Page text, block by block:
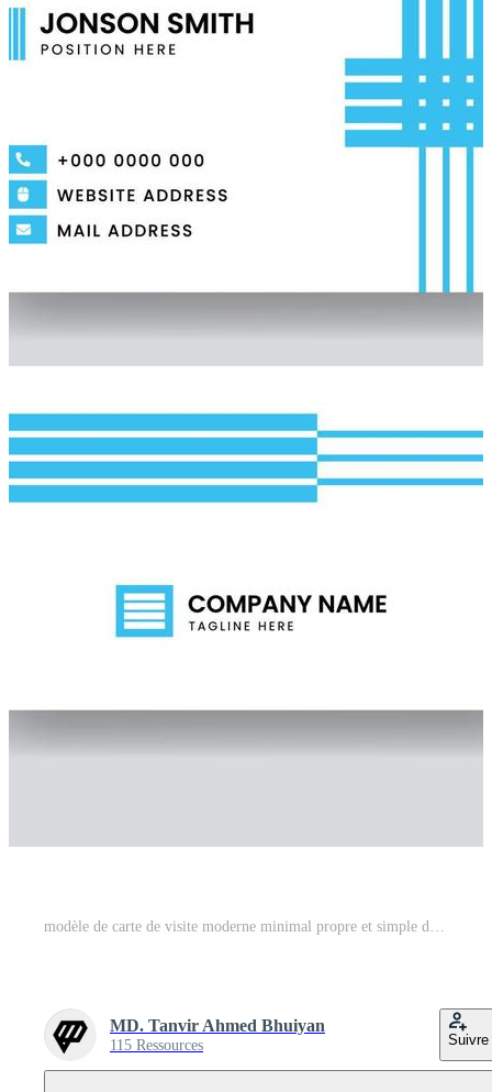
MD. Tanvir Ahmed Bhuiyan
115 Ressources Suivre